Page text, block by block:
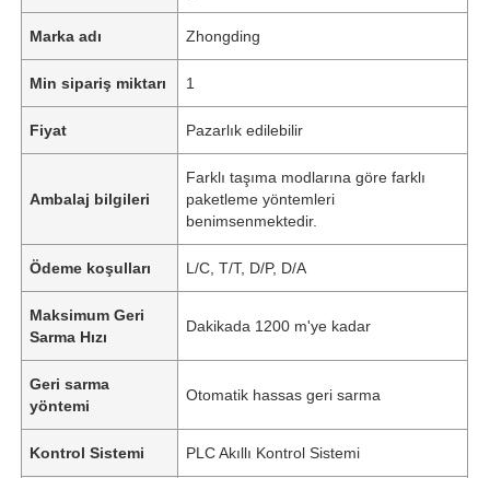
Marka adı Zhongding
Min sipariş miktarı 1
Fiyat Pazarlık edilebilir
Ambalaj bilgileri
Farklı taşıma modlarına göre farklı
paketleme yöntemleri
benimsenmektedir.
Ödeme koşulları L/C, T/T, D/P, D/A
Maksimum Geri
Sarma Hızı
Dakikada 1200 m'ye kadar
Geri sarma
yöntemi
Otomatik hassas geri sarma
Kontrol Sistemi PLC Akıllı Kontrol Sistemi